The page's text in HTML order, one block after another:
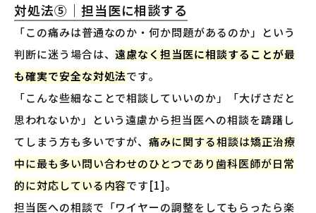
対処法⑤｜担当医に相談する
「この痛みは普通なのか・何か問題があるのか」という
判断に迷う場合は、遠慮なく担当医に相談することが最
も確実で安全な対処法です。
「こんな些細なことで相談していいのか」「大げさだと
思われないか」という遠慮から担当医への相談を躊躇し
てしまう方も多いですが、痛みに関する相談は矯正治療
中に最も多い問い合わせのひとつであり歯科医師が日常
的に対応している内容です[1]。
担当医への相談で「ワイヤーの調整をしてもらったら楽